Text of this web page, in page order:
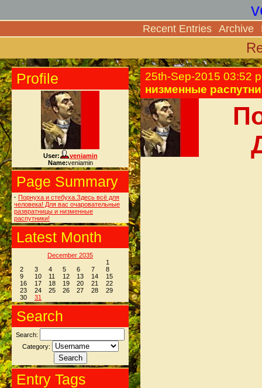
Recent Entries Archive
Profile
User:
veniamin
Name:veniamin
Page Summary
· Порнуха и стебуха.Здесь всё для
человека! Для вас очаровательные
развратницы и низменные
распутники!
Latest Month
December 2035
1
2
3 4 5 6 7
8
9
10 11 12 13 14
15
16
17 18 19 20 21
22
23
24 25 26 27 28
29
30
31
Search
Search:
Category:
Entry Tags
25th-Sep-2015 03:52
низменные